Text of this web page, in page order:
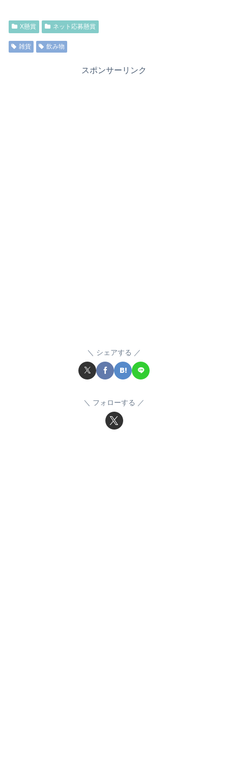
X懸賞 ネット応募懸賞
雑貨 飲み物
スポンサーリンク
シェアする
フォローする